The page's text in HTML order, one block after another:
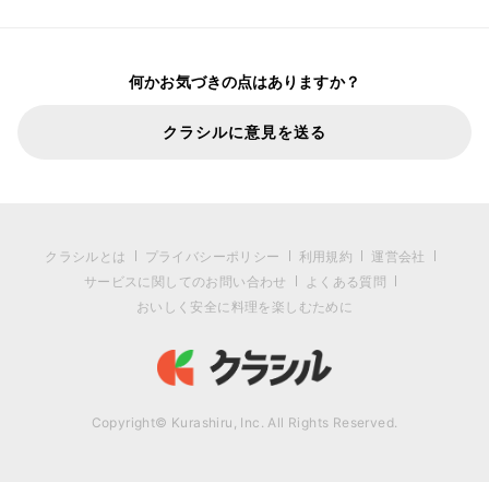
何かお気づきの点はありますか？
クラシルに意見を送る
クラシルとは プライバシーポリシー 利用規約
運営会社
サービスに関してのお問い合わせ
よくある質問
おいしく安全に料理を楽しむために
Copyright© Kurashiru, Inc. All Rights Reserved.